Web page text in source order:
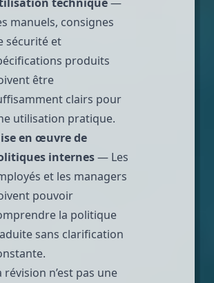
manuels, consignes
sécurité et
produits
être
clairs pour
utilisation pratique.
en œuvre de
internes— Les
et les managers
pouvoir
la politique
sans clarification
révision n’est pas une